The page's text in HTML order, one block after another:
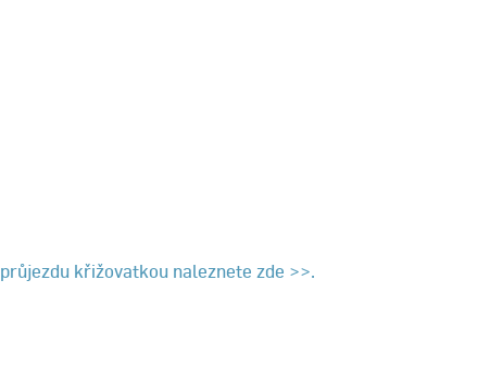
křižovatkou naleznete zde >>.